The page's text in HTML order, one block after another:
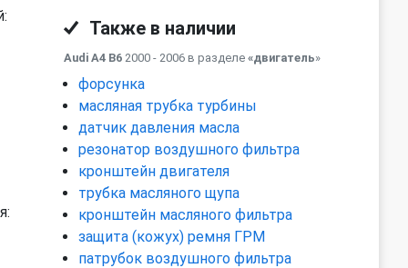
Также в наличии
Audi A4 B6 2000 - 2006 в разделе «двигатель»
форсунка
масляная трубка турбины
датчик давления масла
резонатор воздушного фильтра
кронштейн двигателя
трубка масляного щупа
кронштейн масляного фильтра
защита (кожух) ремня ГРМ
патрубок воздушного фильтра